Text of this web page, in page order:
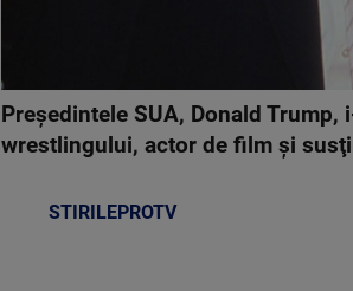
Preşedintele SUA, Donald
wrestlingului, actor de film şi
STIRILEPROTV